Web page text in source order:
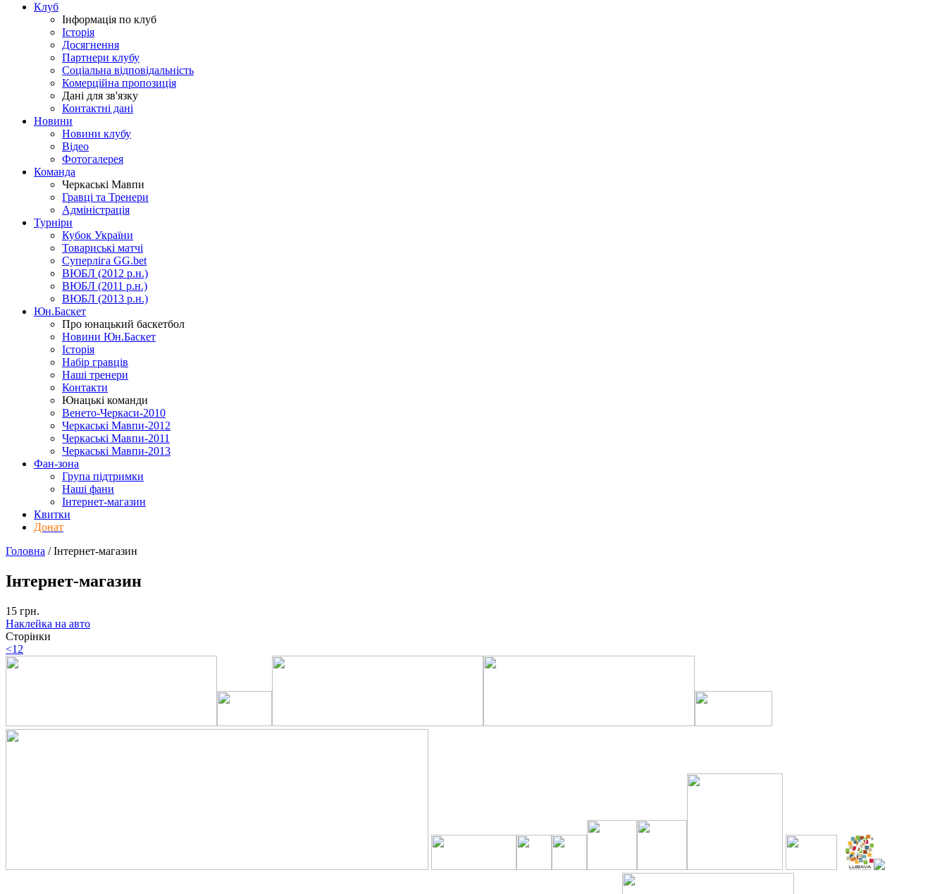
Клуб
Інформація по клуб
Історія
Досягнення
Партнери клубу
Соціальна відповідальність
Комерційна пропозиція
Дані для зв'язку
Контактні дані
Новини
Новини клубу
Відео
Фотогалерея
Команда
Черкаські Мавпи
Гравці та Тренери
Адміністрація
Турніри
Кубок України
Товариські матчі
Суперліга GG.bet
ВЮБЛ (2012 р.н.)
ВЮБЛ (2011 р.н.)
ВЮБЛ (2013 р.н.)
Юн.Баскет
Про юнацький баскетбол
Новини Юн.Баскет
Історія
Набір гравців
Наші тренери
Контакти
Юнацькі команди
Венето-Черкаси-2010
Черкаські Мавпи-2012
Черкаські Мавпи-2011
Черкаські Мавпи-2013
Фан-зона
Група підтримки
Наші фани
Інтернет-магазин
Квитки
Донат
Головна /Інтернет-магазин
Інтернет-магазин
15 грн.
Наклейка на авто
Сторінки
<1 2